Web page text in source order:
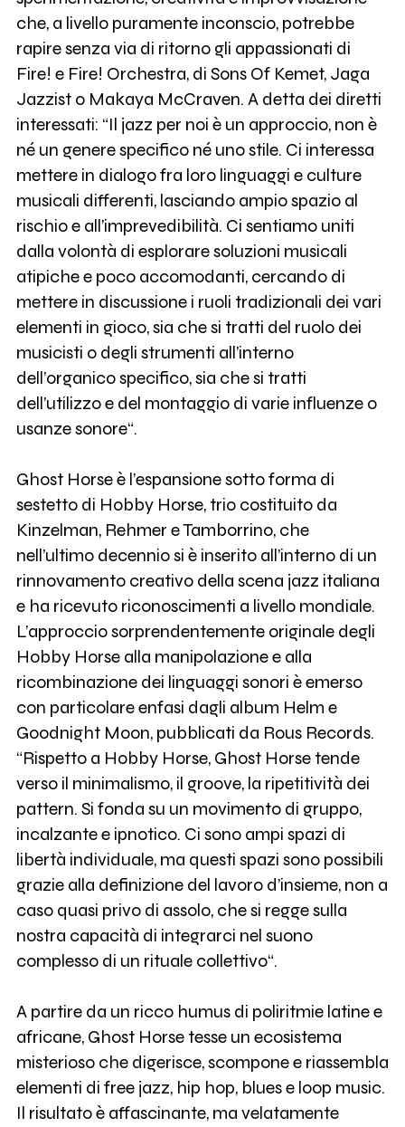
che, a livello puramente inconscio, potrebbe
rapire senza via di ritorno gli appassionati di
Fire! e Fire! Orchestra, di Sons Of Kemet, Jaga
Jazzist o Makaya McCraven. A detta dei diretti
interessati: “Il jazz per noi è un approccio, non è
né un genere specifico né uno stile. Ci interessa
mettere in dialogo fra loro linguaggi e culture
musicali differenti, lasciando ampio spazio al
rischio e all’imprevedibilità. Ci sentiamo uniti
dalla volontà di esplorare soluzioni musicali
atipiche e poco accomodanti, cercando di
mettere in discussione i ruoli tradizionali dei vari
elementi in gioco, sia che si tratti del ruolo dei
musicisti o degli strumenti all’interno
dell’organico specifico, sia che si tratti
dell’utilizzo e del montaggio di varie influenze o
usanze sonore“.
Ghost Horse è l’espansione sotto forma di
sestetto di Hobby Horse, trio costituito da
Kinzelman, Rehmer e Tamborrino, che
nell’ultimo decennio si è inserito all’interno di un
rinnovamento creativo della scena jazz italiana
e ha ricevuto riconoscimenti a livello mondiale.
L’approccio sorprendentemente originale degli
Hobby Horse alla manipolazione e alla
ricombinazione dei linguaggi sonori è emerso
con particolare enfasi dagli album Helm e
Goodnight Moon, pubblicati da Rous Records.
“Rispetto a Hobby Horse, Ghost Horse tende
verso il minimalismo, il groove, la ripetitività dei
pattern. Si fonda su un movimento di gruppo,
incalzante e ipnotico. Ci sono ampi spazi di
libertà individuale, ma questi spazi sono possibili
grazie alla definizione del lavoro d’insieme, non a
caso quasi privo di assolo, che si regge sulla
nostra capacità di integrarci nel suono
complesso di un rituale collettivo“.
A partire da un ricco humus di poliritmie latine e
africane, Ghost Horse tesse un ecosistema
misterioso che digerisce, scompone e riassembla
elementi di free jazz, hip hop, blues e loop music.
Il risultato è affascinante, ma velatamente